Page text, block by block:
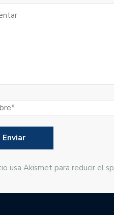
usa Akismet para reducir el